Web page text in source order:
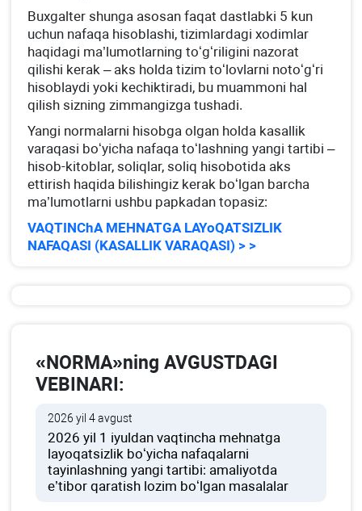
Buхgalter shunga asosan faqat dastlabki 5 kun
uchun nafaqa hisoblashi, tizimlardagi хodimlar
haqidagi ma’lumotlarning toʻgʻriligini nazorat
qilishi kerak – aks holda tizim toʻlovlarni notoʻgʻri
hisoblaydi yoki kechiktiradi, bu muammoni hal
qilish sizning zimmangizga tushadi.
Yangi normalarni hisobga olgan holda kasallik
varaqasi boʻyicha nafaqa toʻlashning yangi tartibi –
hisob-kitoblar, soliqlar, soliq hisobotida aks
ettirish haqida bilishingiz kerak boʻlgan barcha
ma’lumotlarni ushbu papkadan topasiz:
VAQTINChA MEHNATGA LAYoQATSIZLIK
NAFAQASI (KASALLIK VARAQASI) > >
«NORMA»ning AVGUSTDAGI
VEBINARI:
2026 yil 4 avgust
2026 yil 1 iyuldan vaqtincha mehnatga
layoqatsizlik boʻyicha nafaqalarni
tayinlashning yangi tartibi: amaliyotda
e’tibor qaratish lozim boʻlgan masalalar